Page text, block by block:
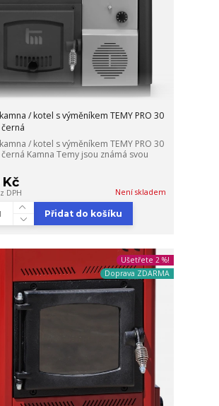
/ kotel s výměníkem TEMY PRO 30
/ kotel s výměníkem TEMY PRO 30
Kamna Temy jsou známá svou
DPH Není skladem
Přidat do košíku
Ušetřete 2 %!
Doprava ZDARMA